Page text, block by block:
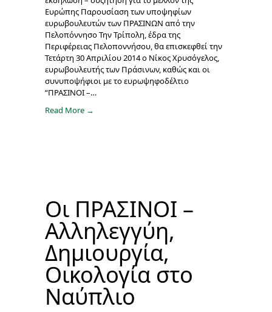
Ευρώπης Παρουσίαση των υποψηφίων
ευρωβουλευτών των ΠΡΑΣΙΝΩΝ από την
Πελοπόννησο Την Τρίπολη, έδρα της
Περιφέρειας Πελοποννήσου, θα επισκεφθεί την
Τετάρτη 30 Απριλίου 2014 ο Νίκος Χρυσόγελος,
ευρωβουλευτής των Πράσινων, καθώς και οι
συνυποψήφιοι με το ευρωψηφοδέλτιο
“ΠΡΑΣΙΝΟΙ –…
Read More →
Οι ΠΡΑΣΙΝΟΙ –
Αλληλεγγύη,
Δημιουργία,
Οικολογία στο
Ναύπλιο